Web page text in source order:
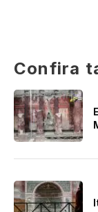
Confira